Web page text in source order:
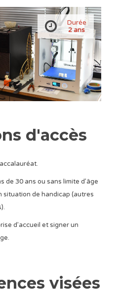
Durée
2 ans
d'accès
de 30 ans ou sans limite d’âge
situation de handicap (autres
d’accueil et signer un
visées